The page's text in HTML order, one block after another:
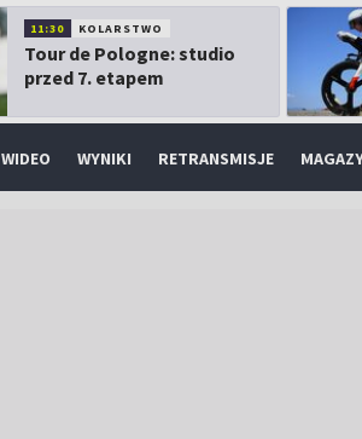
11:30 KOLARSTWO
Tour de Pologne: studio
przed 7. etapem
WIDEO WYNIKI RETRANSMISJE